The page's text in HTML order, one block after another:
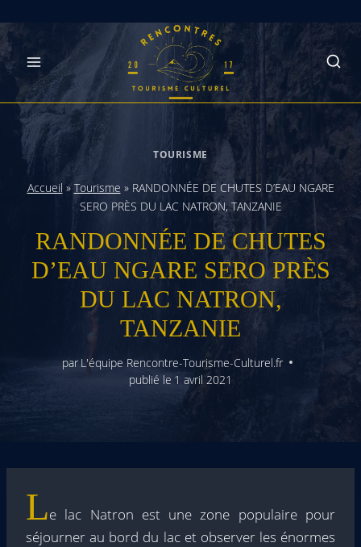
Skip
to
content
TOURISME
Accueil » Tourisme » RANDONNÉE DE CHUTES D’EAU NGARE
SERO PRÈS DU LAC NATRON, TANZANIE
RANDONNÉE DE CHUTES
D’EAU NGARE SERO PRÈS
DU LAC NATRON,
TANZANIE
par L'équipe Rencontre-Tourisme-Culturel.fr
publié le 1 avril 2021
Le lac Natron est une zone populaire pour
séjourner au bord du lac et observer les énormes